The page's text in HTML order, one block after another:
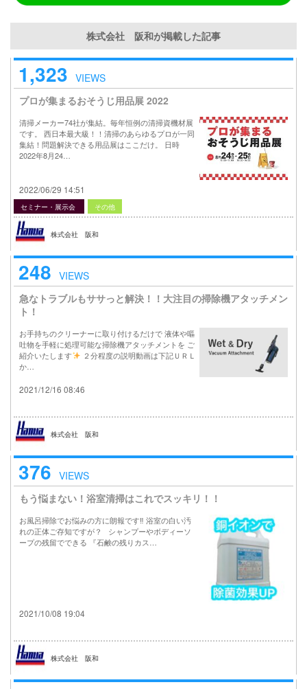
株式会社 阪和が掲載した記事
1,323 VIEWS
プロが集まるおそうじ用品展 2022
清掃メーカー74社が集結。毎年恒例の清掃資機材展
です。 西日本最大級！！清掃のあらゆるプロが一同
集結！問題解決できる用品展はここだけ。 日時
2022年8月24…
2022/06/29 14:51
セミナー・展示会 その他
株式会社 阪和
248 VIEWS
急なトラブルもササっと解決！！大注目の掃除機アタッチメン
ト！
お手持ちのクリーナーに取り付けるだけで 液体や嘔
吐物を手軽に処理可能な掃除機アタッチメントを ご
紹介いたします
２分程度の説明動画は下記ＵＲＬ
か…
2021/12/16 08:46
株式会社 阪和
376 VIEWS
もう悩まない！浴室清掃はこれでスッキリ！！
お風呂掃除でお悩みの方に朗報です‼︎ 浴室の白い汚
れの正体ご存知ですが？ シャンプーやボディーソ
ープの残留でできる 『石鹸の残りカス…
2021/10/08 19:04
株式会社 阪和